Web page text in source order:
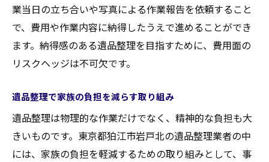
業当日の立ち合いや写真による作業報告を依頼すること
で、費用や作業内容に納得したうえで進めることができ
ます。納得感のある遺品整理を目指すために、費用面の
リスクヘッジは不可欠です。
遺品整理で家族の負担を減らす取り組み
遺品整理は物理的な作業だけでなく、精神的な負担も大
きいものです。東京都狛江市岩戸北の遺品整理業者の中
には、家族の負担を軽減するための取り組みとして、事